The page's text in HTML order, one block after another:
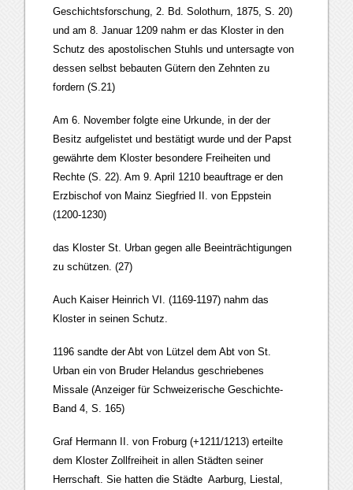
Geschichtsforschung, 2. Bd. Solothurn, 1875, S. 20)
und am 8. Januar 1209 nahm er das Kloster in den
Schutz des apostolischen Stuhls und untersagte von
dessen selbst bebauten Gütern den Zehnten zu
fordern (S.21)
Am 6. November folgte eine Urkunde, in der der
Besitz aufgelistet und bestätigt wurde und der Papst
gewährte dem Kloster besondere Freiheiten und
Rechte (S. 22). Am 9. April 1210 beauftrage er den
Erzbischof von Mainz Siegfried II. von Eppstein
(1200-1230)
das Kloster St. Urban gegen alle Beeinträchtigungen
zu schützen. (27)
Auch Kaiser Heinrich VI. (1169-1197) nahm das
Kloster in seinen Schutz.
1196 sandte der Abt von Lützel dem Abt von St.
Urban ein von Bruder Helandus geschriebenes
Missale (Anzeiger für Schweizerische Geschichte-
Band 4, S. 165)
Graf Hermann II. von Froburg (+1211/1213) erteilte
dem Kloster Zollfreiheit in allen Städten seiner
Herrschaft. Sie hatten die Städte Aarburg, Liestal,